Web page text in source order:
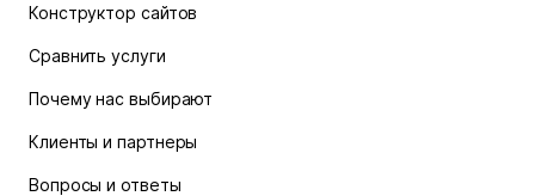
Конструктор сайтов
Сравнить услуги
Почему нас выбирают
Клиенты и партнеры
Вопросы и ответы